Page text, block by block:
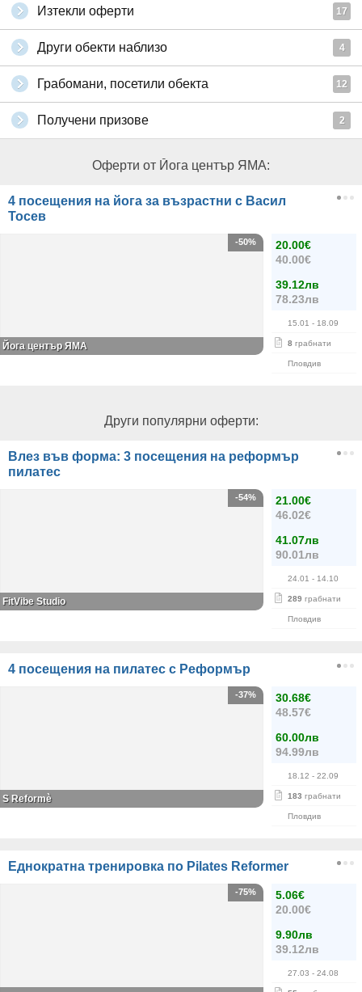
Изтекли оферти 17
Други обекти наблизо 4
Грабомани, посетили обекта 12
Получени призове 2
Оферти от Йога център ЯМА:
4 посещения на йога за възрастни с Васил
Тосев
20.00€
40.00€
39.12лв
78.23лв
15.01 - 18.09
8 грабнати
Пловдив
-50%
Йога център ЯМА
Други популярни оферти:
Влез във форма: 3 посещения на реформър
пилатес
21.00€
46.02€
41.07лв
90.01лв
24.01 - 14.10
289 грабнати
Пловдив
-54%
FitVibe Studio
4 посещения на пилатес с Реформър
30.68€
48.57€
60.00лв
94.99лв
18.12 - 22.09
183 грабнати
Пловдив
-37%
S Reformè
Еднократна тренировка по Pilates Reformer
5.06€
20.00€
9.90лв
39.12лв
27.03 - 24.08
-75%